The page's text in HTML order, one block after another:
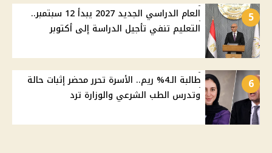
5
العام الدراسي الجديد 2027 يبدأ 12 سبتمبر..
التعليم تنفي تأجيل الدراسة إلى أكتوبر
6
طالبة الـ4% ريم.. الأسرة تحرر محضر إثبات حالة
وتدرس الطب الشرعي والوزارة ترد